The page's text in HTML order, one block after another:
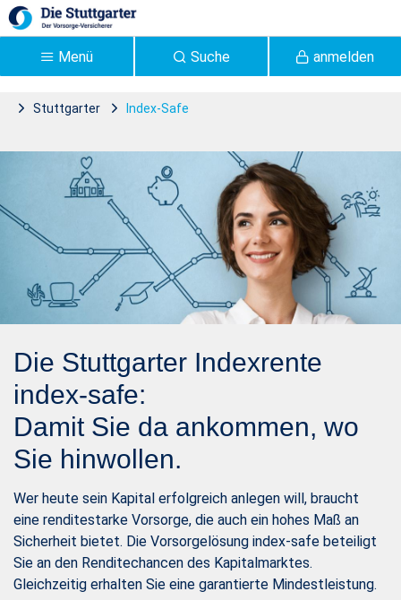
Zum Hauptinhalt springen
anmelden
Suche
Menü
Stuttgarter Index-Safe
Stuttgarter Versicherung -
Stuttgarter
Die Stuttgarter Indexrente
index-safe:
Damit Sie da ankommen, wo
Sie hinwollen.
Wer heute sein Kapital erfolgreich anlegen will, braucht
eine renditestarke Vorsorge, die auch ein hohes Maß an
Sicherheit bietet. Die Vorsorgelösung index-safe beteiligt
Sie an den Renditechancen des Kapitalmarktes.
Gleichzeitig erhalten Sie eine garantierte Mindestleistung.